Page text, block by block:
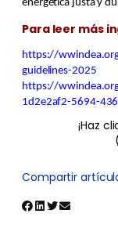
energética justa y
Para leer más
https://
guidelines-2025
https://
1d2e2af2-5694-
¡Haz
Compartir